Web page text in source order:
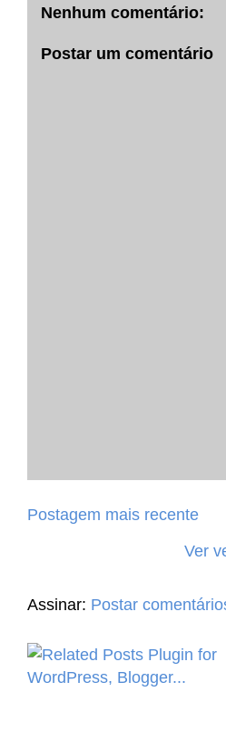
Nenhum comentário:
Postar um comentário
Postagem mais recente
Ver
Assinar: Postar